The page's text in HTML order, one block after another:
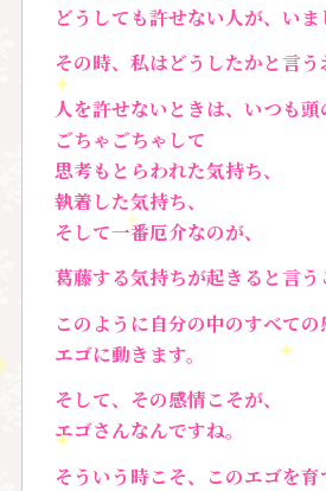
どうしても許せない人が、いま
その時、私はどうしたかと言う
人を許せないときは、いつも頭
ごちゃごちゃして
思考もとらわれた気持ち、
執着した気持ち、
そして一番厄介なのが、
葛藤する気持ちが起きると言う
このように自分の中のすべての
エゴに動きます。
そして、その感情こそが、
エゴさんなんですね。
そういう時こそ、このエゴを育